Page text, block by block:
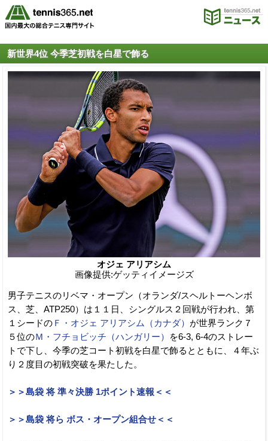
新世界4位 今季芝初戦を白星で飾る
オジェ アリアシム
画像提供:ゲッティイメージズ
男子テニスのリベマ・オープン（オランダ/スヘルトーヘンボ
ス、芝、ATP250）は１１日、シングルス２回戦が行われ、第
１シードの Ｆ・オジェ アリアシム（カナダ） が世界ランク７
５位のＭ・フチョビッチ（ハンガリー）
を6-3, 6-4のストレー
トで下し、今季の芝コート初戦を白星で飾るとともに、４年ぶ
り２度目の初戦突破を果たした。
＞＞島袋 将 準々決勝 1ポイント速報＜＜
＞＞島袋 将ら ボス・オープン組合せ＜＜